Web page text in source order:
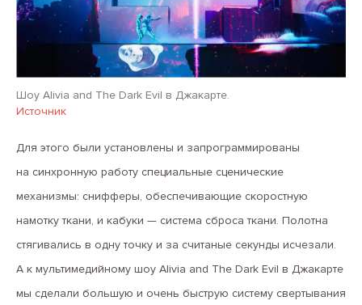
Для этого были установлены и запрограммированы
на синхронную работу специальные сценические
механизмы: снифферы, обеспечивающие скоростную
намотку ткани, и кабуки — система сброса ткани. Полотна
стягивались в одну точку и за считаные секунды исчезали.
А к мультимедийному шоу Alivia and The Dark Evil в Джакарте
мы сделали большую и очень быструю систему свертывания
Шоу Alivia and The Dark Evil в Джакарте.
Источник